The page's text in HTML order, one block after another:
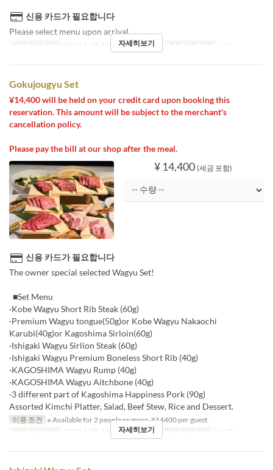
신용 카드가 필요합니다
Please select menu upon arrival
예약 가능 기간 2019년 1월 10일 ~ 식사 저녁 주문 수량 제한 ~ 15
자세히보기
Gokujougyu Set
¥14,400 will be held on your credit card upon booking this
reservation. This amount will be subject to the merchant's
cancellation policy.
Please pay the bill at our shop after the meal.
¥ 14,400 (세금 포함)
신용 카드가 필요합니다
The owner special selected Wagyu Set!
■Set Menu
·Kobe Wagyu Short Rib Steak (60g)
·Premium Wagyu tongue(50g)or Kobe Wagyu Nakaochi
Karubi(40g)or Kagoshima Sirloin(60g)
·Ishigaki Wagyu Sirlion Steak (60g)
·Ishigaki Wagyu Premium Boneless Short Rib (40g)
·KAGOSHIMA Wagyu Rump (40g)
·KAGOSHIMA Wagyu Aitchbone (40g)
·3 different part of Kagoshima Happiness Pork (90g)
Assorted Kimchi Platter, Salad, Beef Stew, Rice and Dessert.
이용 조건 ※ Available for 2 people or more. ¥14400 per guest.
예약 가능 기간
2019년 2월 1일 ~ 식사 저녁 주문 수량 제한 2 ~ 15
자세히보기